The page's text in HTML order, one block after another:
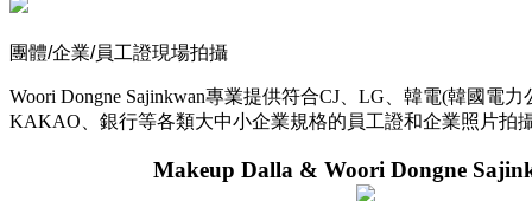
團體/企業/員工證現場拍攝
Woori Dongne Sajinkwan專業提供符合CJ、LG、韓電(韓國電
KAKAO、銀行等各類大中小企業規格的員工證和企業照片拍
Makeup Dalla & Woori Dongne